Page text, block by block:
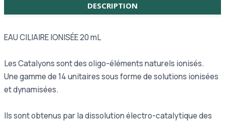
DESCRIPTION
EAU CILIAIRE IONISÉE 20 mL
Les Catalyons sont des oligo-éléments naturels ionisés.
Une gamme de 14 unitaires sous forme de solutions ionisées
et dynamisées.
Ils sont obtenus par la dissolution électro-catalytique des